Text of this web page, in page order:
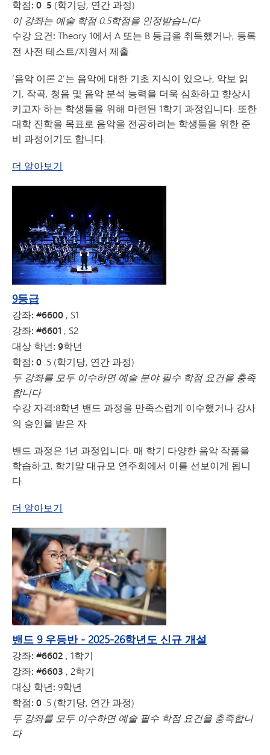
학점: 0 .5 (학기당, 연간 과정)
이 강좌는 예술 학점 0.5학점을 인정받습니다
수강 요건: Theory 1에서 A 또는 B 등급을 취득했거나, 등록
전 사전 테스트/지원서 제출
‘음악 이론 2’는 음악에 대한 기초 지식이 있으나, 악보 읽
기, 작곡, 청음 및 음악 분석 능력을 더욱 심화하고 향상시
키고자 하는 학생들을 위해 마련된 1학기 과정입니다. 또한
대학 진학을 목표로 음악을 전공하려는 학생들을 위한 준
비 과정이기도 합니다.
더 알아보기
9등급
강좌: #6600 , S1
강좌: #6601 , S2
대상 학년: 9학년
학점: 0 .5 (학기당, 연간 과정)
두 강좌를 모두 이수하면 예술 분야 필수 학점 요건을 충족
합니다
수강 자격:8학년 밴드 과정을 만족스럽게 이수했거나 강사
의 승인을 받은 자
밴드 과정은 1년 과정입니다. 매 학기 다양한 음악 작품을
학습하고, 학기말 대규모 연주회에서 이를 선보이게 됩니
다.
더 알아보기
밴드 9 우등반 - 2025-26학년도 신규 개설
강좌: #6602 , 1학기
강좌: #6603 , 2학기
대상 학년: 9학년
학점: 0 .5 (학기당, 연간 과정)
두 강좌를 모두 이수하면 예술 필수 학점 요건을 충족합니
다